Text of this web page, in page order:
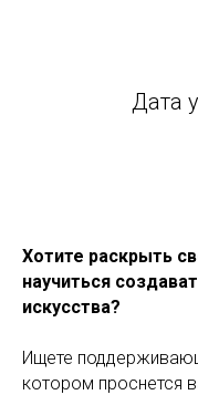
Дата
Хотите раскрыть
научиться
искусства?
Ищете
котором проснется